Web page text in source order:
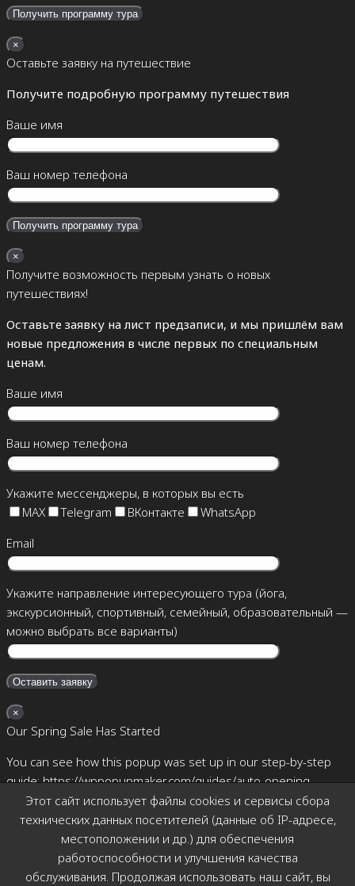
Этот сайт использует файлы cookies и сервисы сбора
технических данных посетителей (данные об IP-адресе,
местоположении и др.) для обеспечения
работоспособности и улучшения качества
обслуживания. Продолжая использовать наш сайт, вы
×
Оставьте заявку на путешествие
Получите подробную программу путешествия
Ваше имя
Ваш номер телефона
×
Получите возможность первым узнать о новых
путешествиях!
Оставьте заявку на лист предзаписи, и мы пришлём вам
новые предложения в числе первых по специальным
ценам.
Ваше имя
Ваш номер телефона
Укажите мессенджеры, в которых вы есть
MAX
Telegram ВКонтакте
WhatsApp
Email
Укажите направление интересующего тура (йога,
экскурсионный, спортивный, семейный, образовательный —
можно выбрать все варианты)
×
Our Spring Sale Has Started
You can see how this popup was set up in our step-by-step
guide: https://wppopupmaker.com/guides/auto-opening-
announcement-popups/
Позвоните мне